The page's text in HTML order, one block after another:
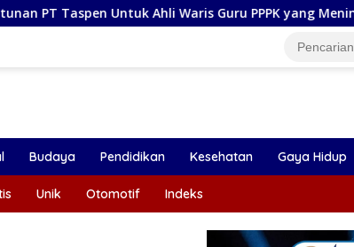
Waris Guru PPPK yang Meninggal Saat Bertugas
Budaya Pendidikan Kesehatan Gaya Hidup
Unik Otomotif Indeks